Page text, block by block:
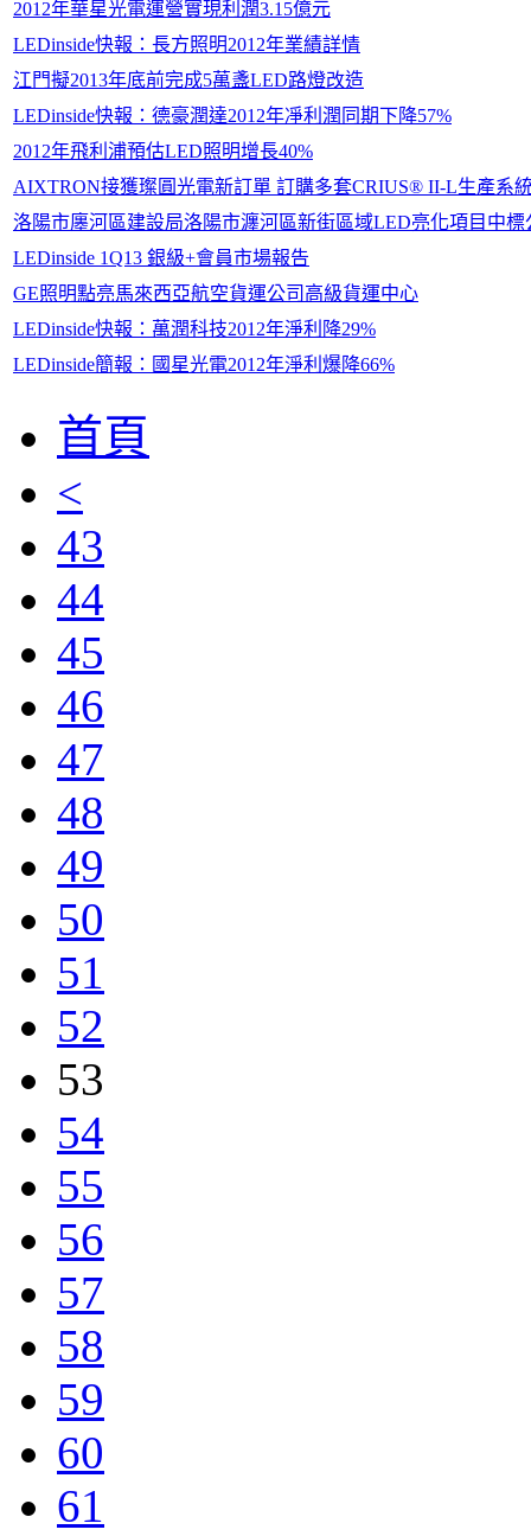
2012年華星光電運營實現利潤3.15億元
LEDinside快報：長方照明2012年業績詳情
江門擬2013年底前完成5萬盞LED路燈改造
LEDinside快報：德豪潤達2012年凈利潤同期下降57%
2012年飛利浦預估LED照明增長40%
AIXTRON接獲璨圓光電新訂單 訂購多套CRIUS® II-L生產系
洛陽市廛河區建設局洛陽市瀍河區新街區域LED亮化項目中標
LEDinside 1Q13 銀級+會員市場報告
GE照明點亮馬來西亞航空貨運公司高級貨運中心
LEDinside快報：萬潤科技2012年淨利降29%
LEDinside簡報：國星光電2012年淨利爆降66%
首頁
<
43
44
45
46
47
48
49
50
51
52
53
54
55
56
57
58
59
60
61